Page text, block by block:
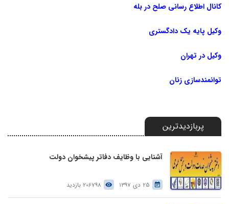
کانال اطلاع رسانی صلح در بله
وکیل پایه یک دادگستری
وکیل در تهران
توانمندسازی زنان
پربازدیدترین
آشنایی با وظایف دفاتر پیشخوان دولت
25 دی 1397 206798 بازدید